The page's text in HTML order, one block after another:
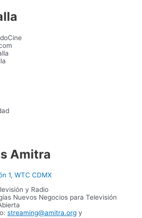
Amitra
1, WTC CDMX
y Radio
Nuevos Negocios para Televisión
streaming@amitra.org y